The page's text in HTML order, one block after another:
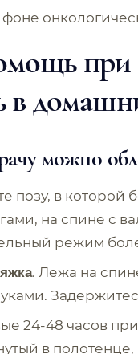
при
в
можно
позу, в которой
на спине с
режим
. Лежа на
24-48 часов
в